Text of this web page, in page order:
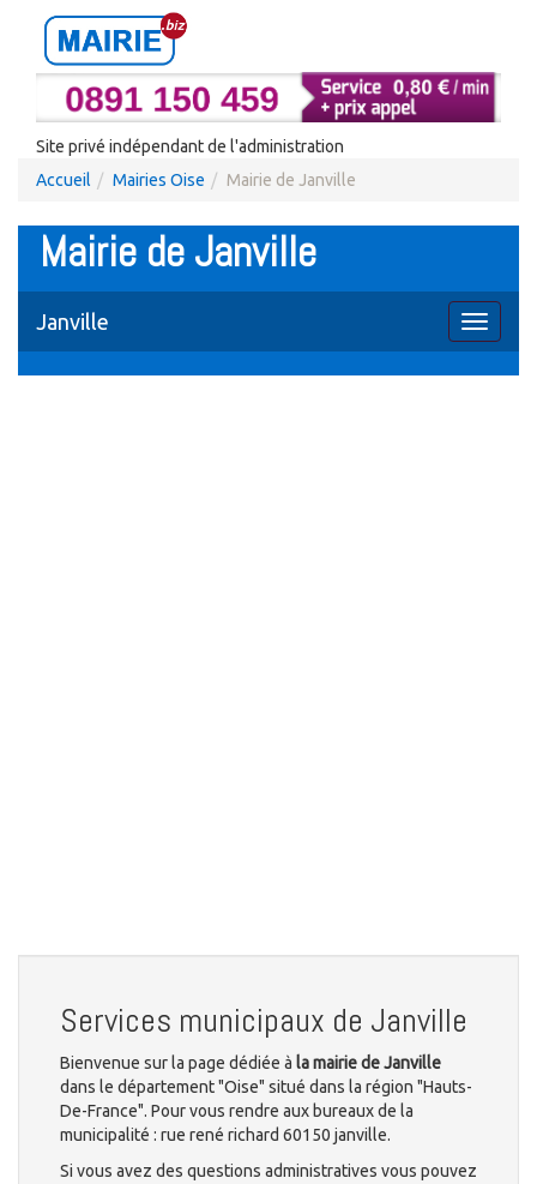
Site privé indépendant de l'administration
Accueil
Mairies Oise Mairie de Janville
Mairie de Janville
Toggle
Janville
Services municipaux de Janville
Bienvenue sur la page dédiée à la mairie de Janville
dans le département "Oise" situé dans la région "Hauts-
De-France". Pour vous rendre aux bureaux de la
municipalité : rue rené richard 60150 janville.
Si vous avez des questions administratives vous pouvez